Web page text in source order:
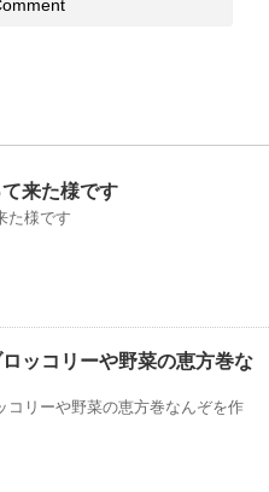
来た様です
た様です
ッコリーや野菜の恵方巻な
コリーや野菜の恵方巻なんぞを作